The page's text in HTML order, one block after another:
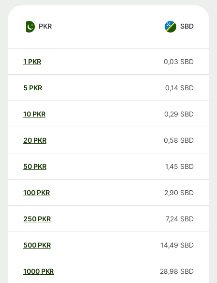
PKR SBD
1 PKR 0,03 SBD
5 PKR 0,14 SBD
10 PKR 0,29 SBD
20 PKR 0,58 SBD
50 PKR 1,45 SBD
100 PKR 2,90 SBD
250 PKR 7,24 SBD
500 PKR 14,49 SBD
1000 PKR 28,98 SBD